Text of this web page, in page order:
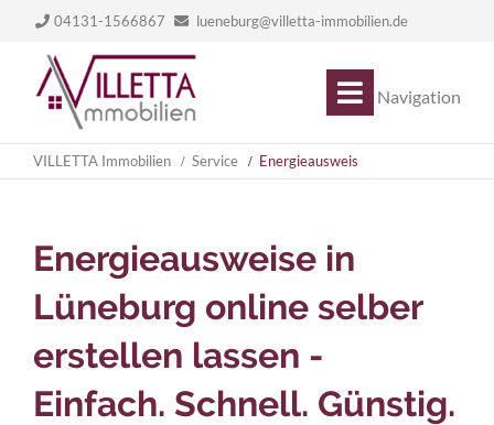
04131-1566867 lueneburg@villetta-immobilien.de
Navigation
VILLETTA Immobilien Service Energieausweis
Energieausweise in
Lüneburg online selber
erstellen lassen -
Einfach. Schnell. Günstig.